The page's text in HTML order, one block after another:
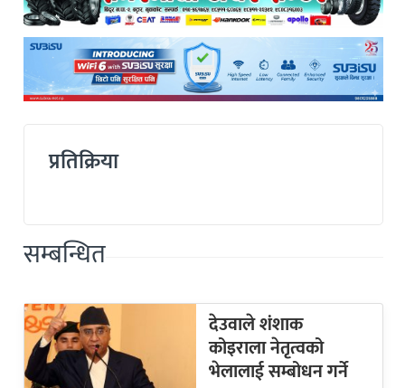
प्रतिक्रिया
सम्बन्धित
देउवाले शंशाक
कोइराला नेतृत्वको
भेलालाई सम्बोधन गर्ने